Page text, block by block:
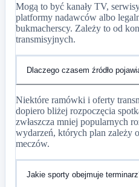
Mogą to być kanały TV,
platformy nadawców albo
bukmacherscy. Zależy to od
transmisyjnych.
Dlaczego czasem źródło
Niektóre ramówki i oferty
dopiero bliżej rozpoczęcia
zwłaszcza mniej popularnych
wydarzeń, których plan zależy
meczów.
Jakie sporty obejmuje